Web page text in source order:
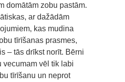
domātām zobu pastām.
ar dažādām
kas mudina
tīrīšanas prasmes,
– tās drīkst norīt. Bērni
vecumam vēl tik labi
tīrīšanu un neprot